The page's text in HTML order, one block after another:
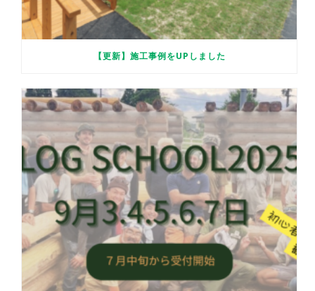
【更新】施工事例をUPしました